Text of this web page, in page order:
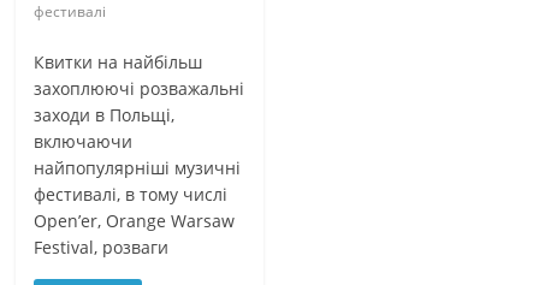
фестивалі
Квитки на найбільш
захоплюючі розважальні
заходи в Польщі,
включаючи
найпопулярніші музичні
фестивалі, в тому числі
Open’er, Orange Warsaw
Festival, розваги